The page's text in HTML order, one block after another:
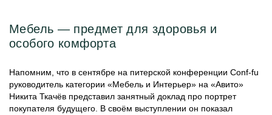
Мебель — предмет для здоровья и
особого комфорта
Напомним, что в сентябре на питерской конференции Conf-fu
руководитель категории «Мебель и Интерьер» на «Авито»
Никита Ткачёв представил занятный доклад про портрет
покупателя будущего. В своём выступлении он показал